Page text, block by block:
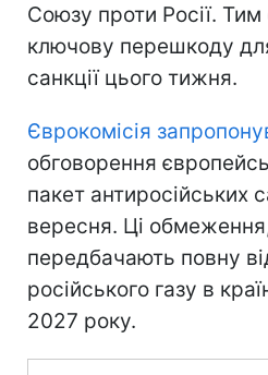
Союзу проти Росії.
ключову перешкоду
санкції цього тижня.
Єврокомісія
обговорення
пакет антиросійських
вересня. Ці
передбачають повну
російського газу в
2027 року.